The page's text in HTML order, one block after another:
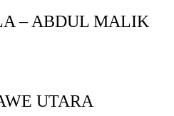
– ABDUL MALIK
UTARA